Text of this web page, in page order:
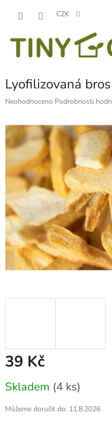
CZK
Lyofilizovaná
Průměrné
je
0,0
z
hvězdiček.
Neohodnoceno Podrobnosti
39 Kč
cena:
Skladem (4 ks)
Můžeme doručit do: 11.8.2026